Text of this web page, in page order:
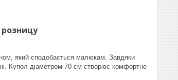
який сподобається малюкам. Завдяки
Купол діаметром 70 см створює комфортне